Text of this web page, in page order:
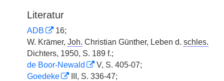
Literatur
ADB
16;
W. Krämer, Joh. Christian Günther, Leben d. schles.
Dichters, 1950, S. 189 f.;
de Boor-Newald
V, S. 405-07;
Goedeke
III, S. 336-47;